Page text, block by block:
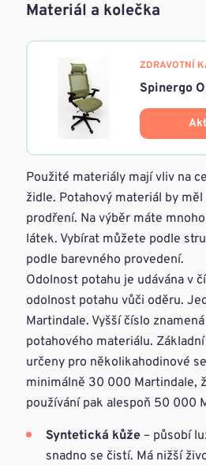
Materiál a kolečka
ZDRAVOTNÍ
Spinergo
Použité materiály mají vliv na
židle. Potahový materiál by
prodření. Na výběr máte
látek. Vybírat můžete podle
podle barevného provedení.
Odolnost potahu je udávána v
odolnost potahu vůči oděru.
Martindale. Vyšší číslo
potahového materiálu.
určeny pro několikahodinové
minimálně 30 000 Martindale,
používání pak alespoň 50 000
Syntetická kůže – působí
snadno se čistí. Má nižší